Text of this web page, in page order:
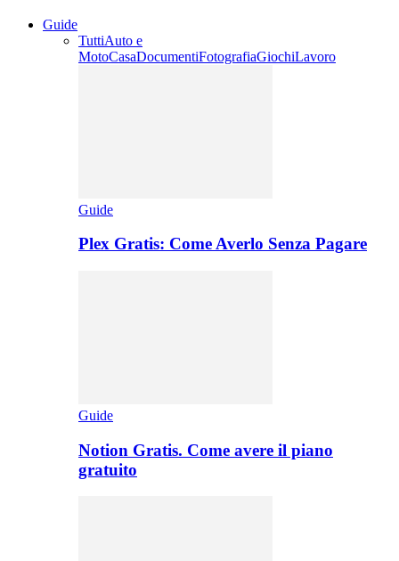
Guide
TuttiAuto e
MotoCasaDocumentiFotografiaGiochiLavoro
Guide
Plex Gratis: Come Averlo Senza Pagare
Guide
Notion Gratis. Come avere il piano
gratuito